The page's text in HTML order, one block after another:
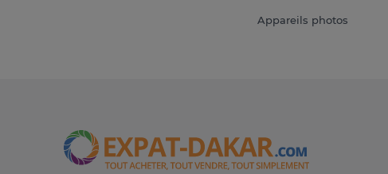
Appareils photos